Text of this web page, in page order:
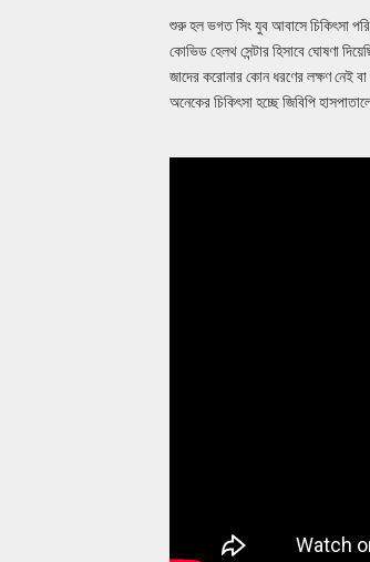
শুরু হল ভগত সিং যুব আবাসে চিকিৎসা
কোভিড হেলথ সেন্টার হিসাবে ঘোষণা
জাদের করোনার কোন ধরণের লক্ষণ নেই
অনেকের চিকিৎসা হচ্ছে জিবিপি